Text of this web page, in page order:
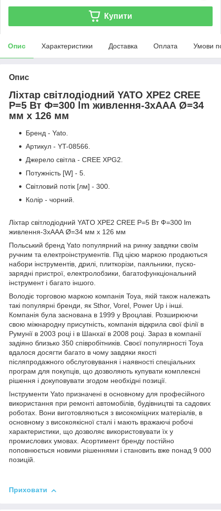
Купити
Опис Характеристики Доставка Оплата Умови
Опис
Ліхтар світлодіодний YATO XPE2 CREE
Р=5 Вт Ф=300 lm живлення-3хААА Ø=34
мм x 126 мм
Бренд - Yato.
Артикул - YT-08566.
Джерело світла - CREE XPG2.
Потужність [W] - 5.
Світловий потік [лм] - 300.
Колір - чорний.
Ліхтар світлодіодний YATO XPE2 CREE Р=5 Вт Ф=300 lm
живлення-3хААА Ø=34 мм x 126 мм
Польський бренд Yato популярний на ринку завдяки своїм
ручним та електроінструментів. Під цією маркою продаються
набори інструментів, дрилі, плиткорізи, паяльники, пуско-
зарядні пристрої, електролобзики, багатофункціональний
інструмент і багато іншого.
Володіє торговою маркою компанія Toya, якій також належать
такі популярні бренди, як Sthor, Vorel, Power Up і інші.
Компанія була заснована в 1999 у Вроцлаві. Розширюючи
свою міжнародну присутність, компанія відкрила свої філії в
Румунії в 2003 році і в Шанхаї в 2008 році. Зараз в компанії
задіяно близько 350 співробітників. Своєї популярності Toya
вдалося досягти багато в чому завдяки якості
післяпродажного обслуговування і наявності спеціальних
програм для покупців, що дозволяють купувати комплексні
рішення і докуповувати згодом необхідні позиції.
Інструменти Yato призначені в основному для професійного
використання при ремонті автомобілів, будівництві та садових
роботах. Вони виготовляються з високоміцних матеріалів, в
основному з високоякісної сталі і мають вражаючі робочі
характеристики, що дозволяє використовувати їх у
промислових умовах. Асортимент бренду постійно
поповнюється новими рішеннями і становить вже понад 9 000
позицій.
Приховати